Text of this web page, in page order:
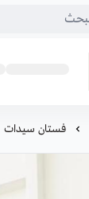
فستان سيدات